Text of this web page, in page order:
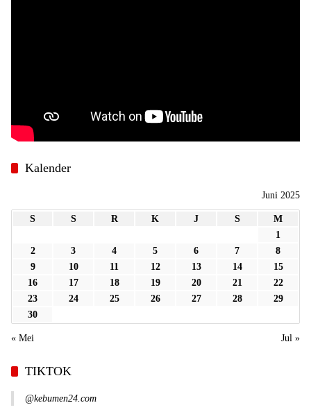
Kalender
Juni 2025
S S R K J S
M
1
2
3 4 5 6 7
8
9
10 11 12 13 14
15
16
17 18 19 20 21
22
23
24 25 26 27 28
29
30
« Mei Jul »
TIKTOK
@kebumen24.com